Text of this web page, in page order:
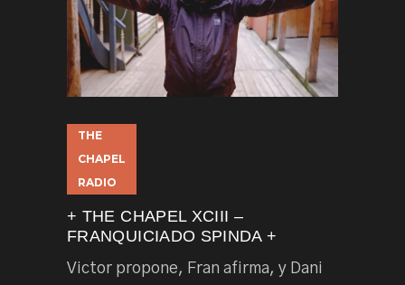
THE
CHAPEL
RADIO
+ THE CHAPEL XCIII –
FRANQUICIADO SPINDA +
Victor propone, Fran afirma, y Dani